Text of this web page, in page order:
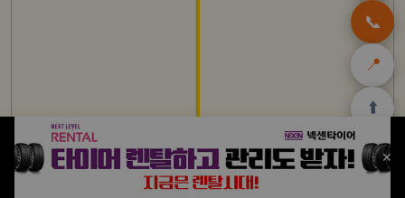
📞
📍
⬆️
🏠
홈
✈️
트립
🛡️
여행
보험
🛒
테무
🎁
아마존
✕